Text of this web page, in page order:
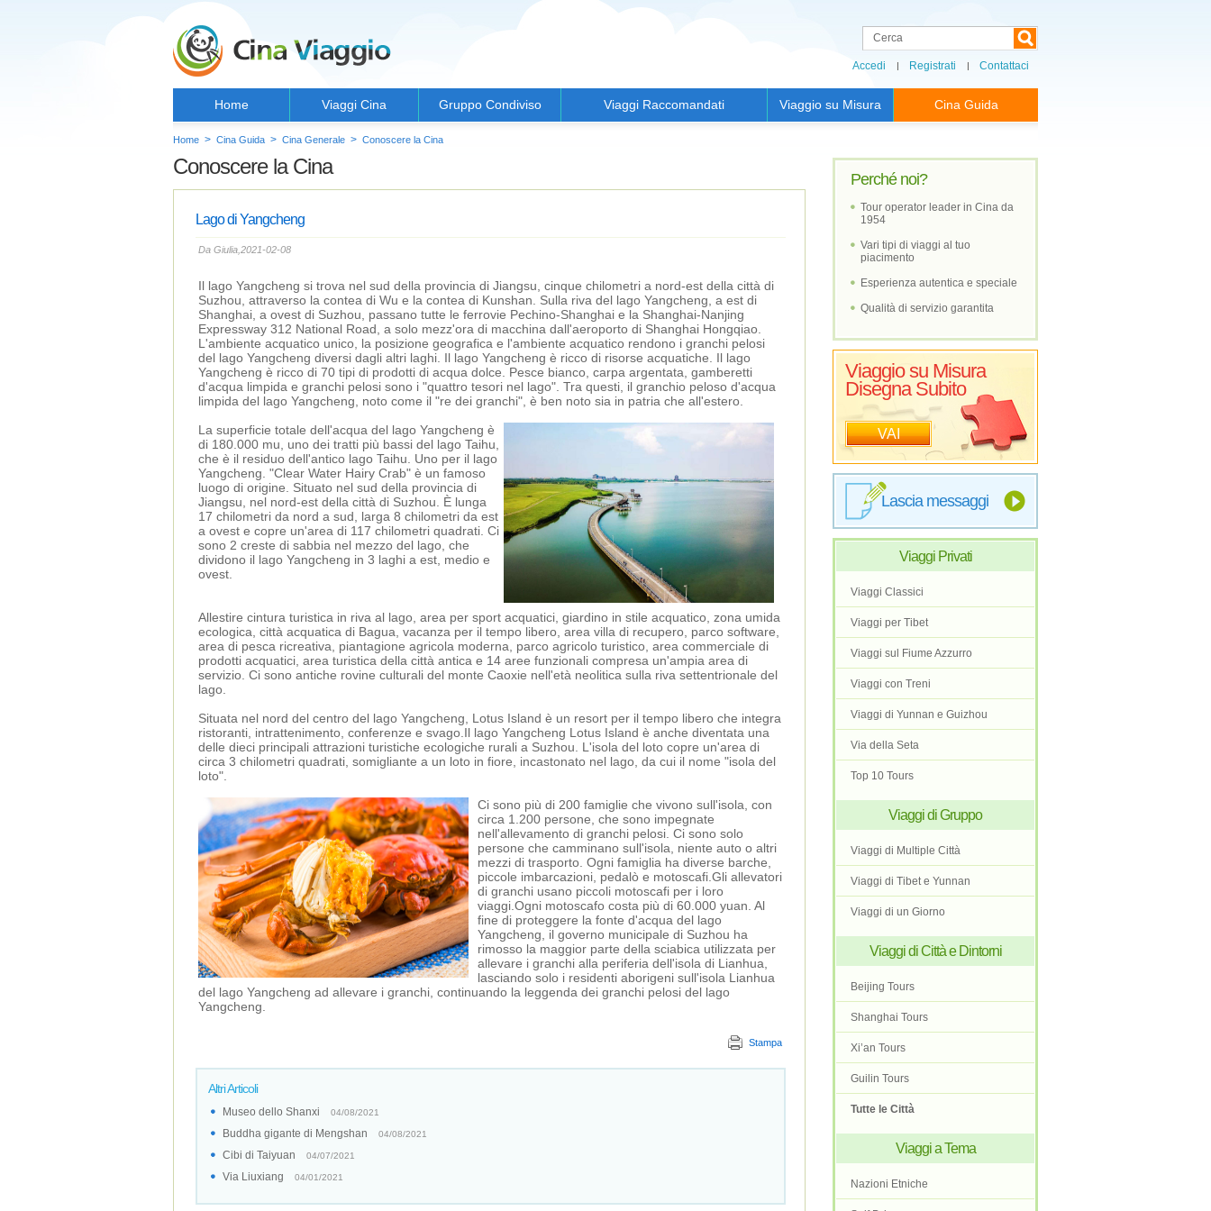
Accedi Registrati Contattaci
Home Viaggi Cina Gruppo Condiviso Viaggi Raccomandati Viaggio su Misura Cina Guida
Home > Cina Guida > Cina Generale > Conoscere la Cina
Perché noi?
Tour operator leader in Cina da
1954
Vari tipi di viaggi al tuo
piacimento
Esperienza autentica e speciale
Qualità di servizio garantita
Viaggio su Misura
Disegna Subito
VAI
Lascia messaggi
Viaggi Privati
Viaggi Classici
Viaggi per Tibet
Viaggi sul Fiume Azzurro
Viaggi con Treni
Viaggi di Yunnan e Guizhou
Via della Seta
Top 10 Tours
Viaggi di Gruppo
Viaggi di Multiple Città
Viaggi di Tibet e Yunnan
Viaggi di un Giorno
Viaggi di Città e Dintorni
Beijing Tours
Shanghai Tours
Xi’an Tours
Guilin Tours
Tutte le Città
Viaggi a Tema
Nazioni Etniche
Conoscere la Cina
Lago di Yangcheng
Da Giulia,2021-02-08
Il lago Yangcheng si trova nel sud della provincia di Jiangsu, cinque chilometri a nord-est della città di
Suzhou, attraverso la contea di Wu e la contea di Kunshan. Sulla riva del lago Yangcheng, a est di
Shanghai, a ovest di Suzhou, passano tutte le ferrovie Pechino-Shanghai e la Shanghai-Nanjing
Expressway 312 National Road, a solo mezz'ora di macchina dall'aeroporto di Shanghai Hongqiao.
L'ambiente acquatico unico, la posizione geografica e l'ambiente acquatico rendono i granchi pelosi
del lago Yangcheng diversi dagli altri laghi. Il lago Yangcheng è ricco di risorse acquatiche. Il lago
Yangcheng è ricco di 70 tipi di prodotti di acqua dolce. Pesce bianco, carpa argentata, gamberetti
d'acqua limpida e granchi pelosi sono i "quattro tesori nel lago". Tra questi, il granchio peloso d'acqua
limpida del lago Yangcheng, noto come il "re dei granchi", è ben noto sia in patria che all'estero.
La superficie totale dell'acqua del lago Yangcheng è
di 180.000 mu, uno dei tratti più bassi del lago Taihu,
che è il residuo dell'antico lago Taihu. Uno per il lago
Yangcheng. "Clear Water Hairy Crab" è un famoso
luogo di origine. Situato nel sud della provincia di
Jiangsu, nel nord-est della città di Suzhou. È lunga
17 chilometri da nord a sud, larga 8 chilometri da est
a ovest e copre un'area di 117 chilometri quadrati. Ci
sono 2 creste di sabbia nel mezzo del lago, che
dividono il lago Yangcheng in 3 laghi a est, medio e
ovest.
Allestire cintura turistica in riva al lago, area per sport acquatici, giardino in stile acquatico, zona umida
ecologica, città acquatica di Bagua, vacanza per il tempo libero, area villa di recupero, parco software,
area di pesca ricreativa, piantagione agricola moderna, parco agricolo turistico, area commerciale di
prodotti acquatici, area turistica della città antica e 14 aree funzionali compresa un'ampia area di
servizio. Ci sono antiche rovine culturali del monte Caoxie nell'età neolitica sulla riva settentrionale del
lago.
Situata nel nord del centro del lago Yangcheng, Lotus Island è un resort per il tempo libero che integra
ristoranti, intrattenimento, conferenze e svago.Il lago Yangcheng Lotus Island è anche diventata una
delle dieci principali attrazioni turistiche ecologiche rurali a Suzhou. L'isola del loto copre un'area di
circa 3 chilometri quadrati, somigliante a un loto in fiore, incastonato nel lago, da cui il nome "isola del
loto".
Ci sono più di 200 famiglie che vivono sull'isola, con
circa 1.200 persone, che sono impegnate
nell'allevamento di granchi pelosi. Ci sono solo
persone che camminano sull'isola, niente auto o altri
mezzi di trasporto. Ogni famiglia ha diverse barche,
piccole imbarcazioni, pedalò e motoscafi.Gli allevatori
di granchi usano piccoli motoscafi per i loro
viaggi.Ogni motoscafo costa più di 60.000 yuan. Al
fine di proteggere la fonte d'acqua del lago
Yangcheng, il governo municipale di Suzhou ha
rimosso la maggior parte della sciabica utilizzata per
allevare i granchi alla periferia dell'isola di Lianhua,
lasciando solo i residenti aborigeni sull'isola Lianhua
del lago Yangcheng ad allevare i granchi, continuando la leggenda dei granchi pelosi del lago
Yangcheng.
Stampa
Altri Articoli
Museo dello Shanxi 04/08/2021
Buddha gigante di Mengshan 04/08/2021
Cibi di Taiyuan 04/07/2021
Via Liuxiang 04/01/2021